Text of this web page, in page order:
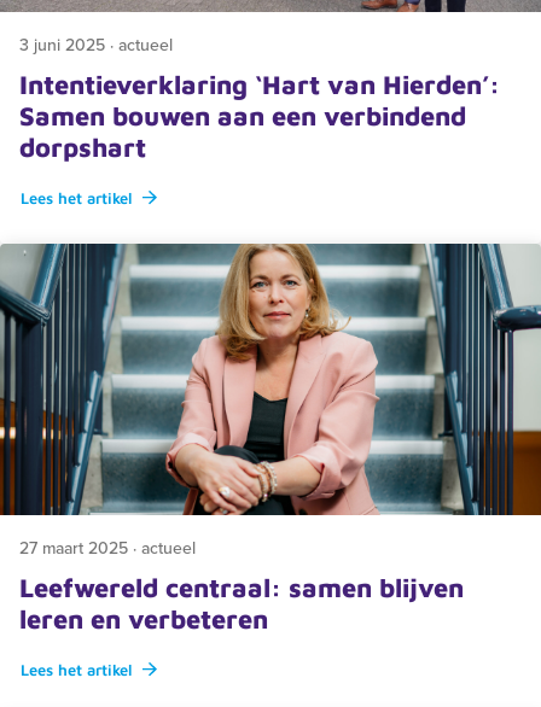
3 juni 2025 · actueel
Intentieverklaring ‘Hart van Hierden’:
Samen bouwen aan een verbindend
dorpshart
Lees het artikel
27 maart 2025 · actueel
Leefwereld centraal: samen blijven
leren en verbeteren
Lees het artikel
Zoeken